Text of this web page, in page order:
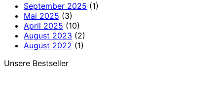
September 2025 (1)
Mai 2025 (3)
April 2025 (10)
August 2023 (2)
August 2022 (1)
Unsere Bestseller